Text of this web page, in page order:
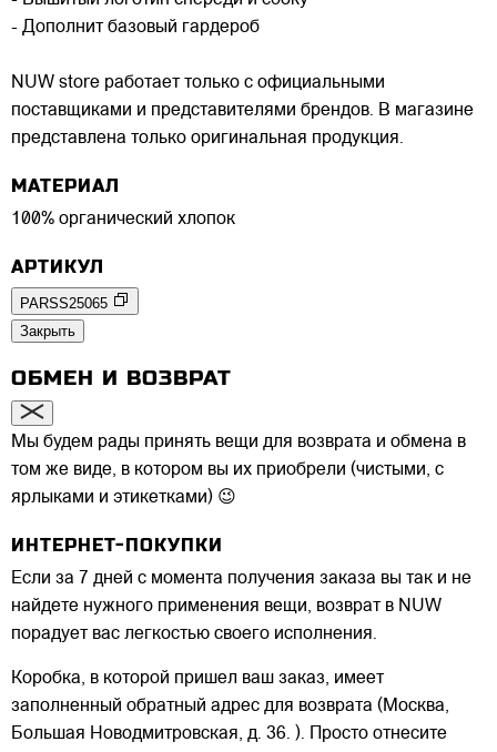
- Дополнит базовый гардероб
NUW store работает только с официальными
поставщиками и представителями брендов. В магазине
представлена только оригинальная продукция.
МАТЕРИАЛ
100% органический хлопок
АРТИКУЛ
PARSS25065
Закрыть
ОБМЕН И ВОЗВРАТ
Мы будем рады принять вещи для возврата и обмена в
том же виде, в котором вы их приобрели (чистыми, с
ярлыками и этикетками) 😉
ИНТЕРНЕТ-ПОКУПКИ
Если за 7 дней с момента получения заказа вы так и не
найдете нужного применения вещи, возврат в NUW
порадует вас легкостью своего исполнения.
Коробка, в которой пришел ваш заказ, имеет
заполненный обратный адрес для возврата (Москва,
Большая Новодмитровская, д. 36. ). Просто отнесите